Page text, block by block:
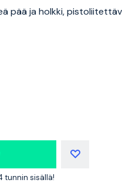
pää ja holkki,
tunnin sisällä!